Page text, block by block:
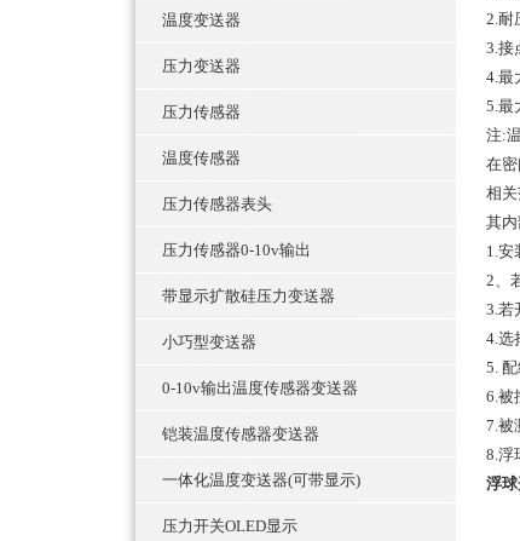
温度变送器
压力变送器
压力传感器
温度传感器
压力传感器表头
压力传感器0-10v输出
带显示扩散硅压力变送器
小巧型变送器
0-10v输出温度传感器变送器
铠装温度传感器变送器
一体化温度变送器(可带显示)
压力开关OLED显示
2.耐
3.接
4.最
5.最
注:
在
相关
其
1.安
2、
3.若
4.选
5.
6.被
7.被
8.浮
浮